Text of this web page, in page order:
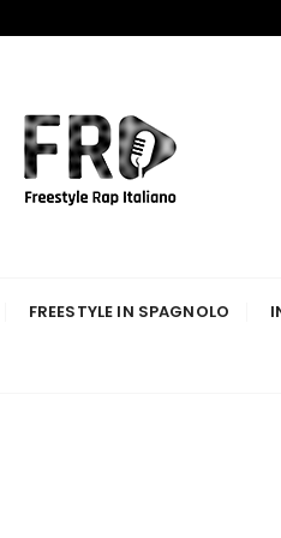
FREESTYLE IN SPAGNOLO